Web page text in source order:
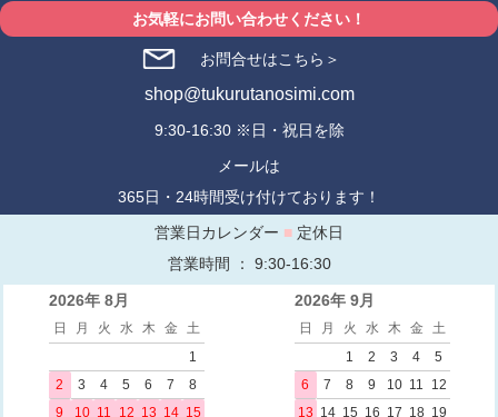
お気軽にお問い合わせください！
お問合せはこちら＞
shop@tukurutanosimi.com
9:30-16:30 ※日・祝日を除
メールは
365日・24時間受け付けております！
営業日カレンダー ■ 定休日
営業時間 ： 9:30-16:30
2026年 8月
日 月 火 水 木 金
土
1
2
3 4 5 6 7
8
9
10 11 12 13 14 15
2026年 9月
日 月 火 水 木 金
土
1
2 3 4
5
6
7 8 9 10 11
12
13 14 15 16 17 18 19